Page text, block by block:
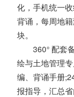
化，手机统一
背诵，每周地
块。
360° 配套备
绘与土地管理
编、背诵手册
报指导，汇总